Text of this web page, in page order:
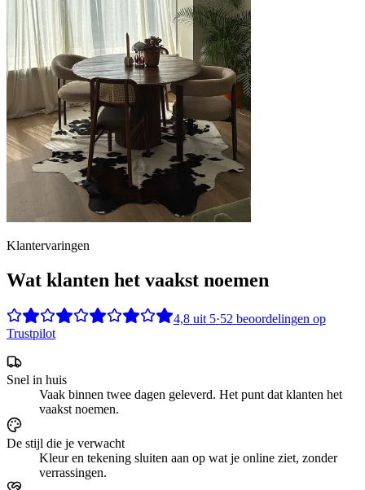
Klantervaringen
Wat klanten het vaakst noemen
4,8 uit5·52 beoordelingen op
Trustpilot
Snel in huis
Vaak binnen twee dagen geleverd. Het punt dat klanten het
vaakst noemen.
De stijl die je verwacht
Kleur en tekening sluiten aan op wat je online ziet, zonder
verrassingen.